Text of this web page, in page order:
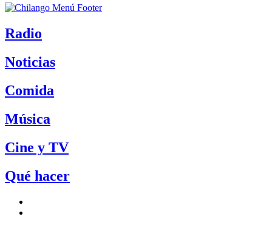
Radio
Noticias
Comida
Música
Cine y TV
Qué hacer